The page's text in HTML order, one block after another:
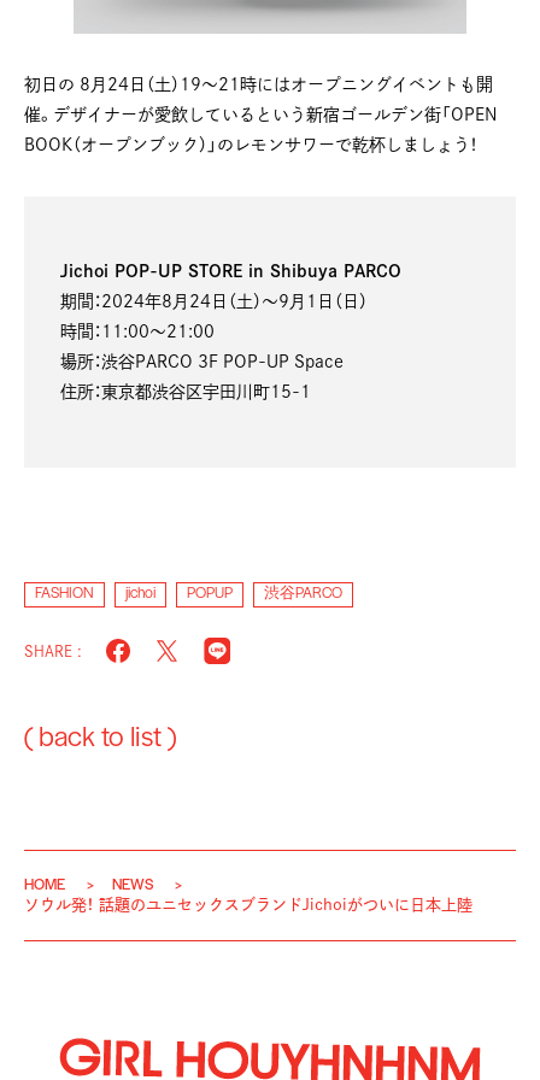
初日の 8月24日（土）19〜21時にはオープニングイベントも開
催。デザイナーが愛飲しているという新宿ゴールデン街「OPEN
BOOK（オープンブック）」のレモンサワーで乾杯しましょう！
Jichoi POP-UP STORE in Shibuya PARCO
期間：2024年8月24日（土）～9月1日（日）
時間：11:00～21:00
場所：渋谷PARCO 3F POP-UP Space
住所：東京都渋谷区宇田川町15-1
FASHION jichoi POPUP 渋谷PARCO
SHARE :
( back to list )
HOME
NEWS
ソウル発！ 話題のユニセックスブランドJichoiがついに日本上陸